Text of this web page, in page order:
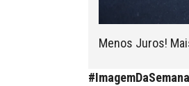
Menos Juros!